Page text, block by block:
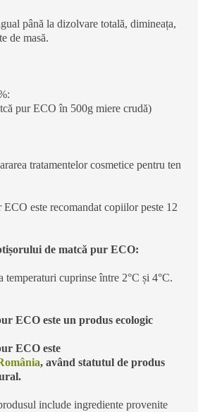
până la dizolvare totală, dimineața,
de masă.
pur ECO în 500g miere crudă)
tratamentelor cosmetice pentru ten
este recomandat copiilor peste 12
de matcă pur ECO:
temperaturi cuprinse între 2°C și 4°C.
ECO este un produs ecologic
ECO este
, având statutul de produs
include ingrediente provenite